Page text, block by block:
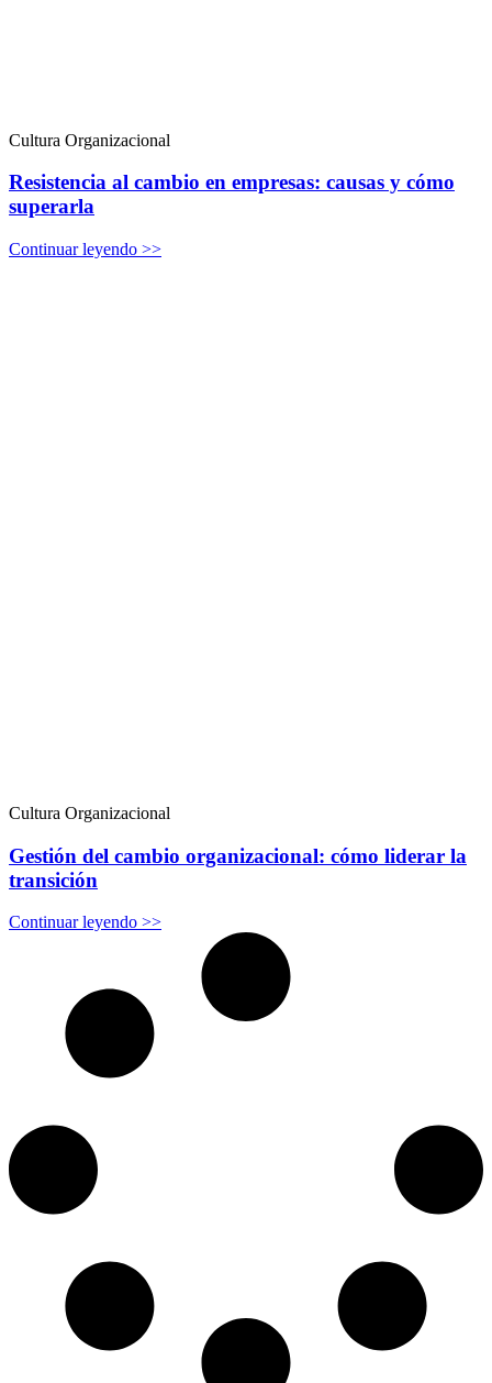
Cultura Organizacional
Resistencia al cambio en empresas: causas y cómo
superarla
Continuar leyendo >>
Cultura Organizacional
Gestión del cambio organizacional: cómo liderar la
transición
Continuar leyendo >>